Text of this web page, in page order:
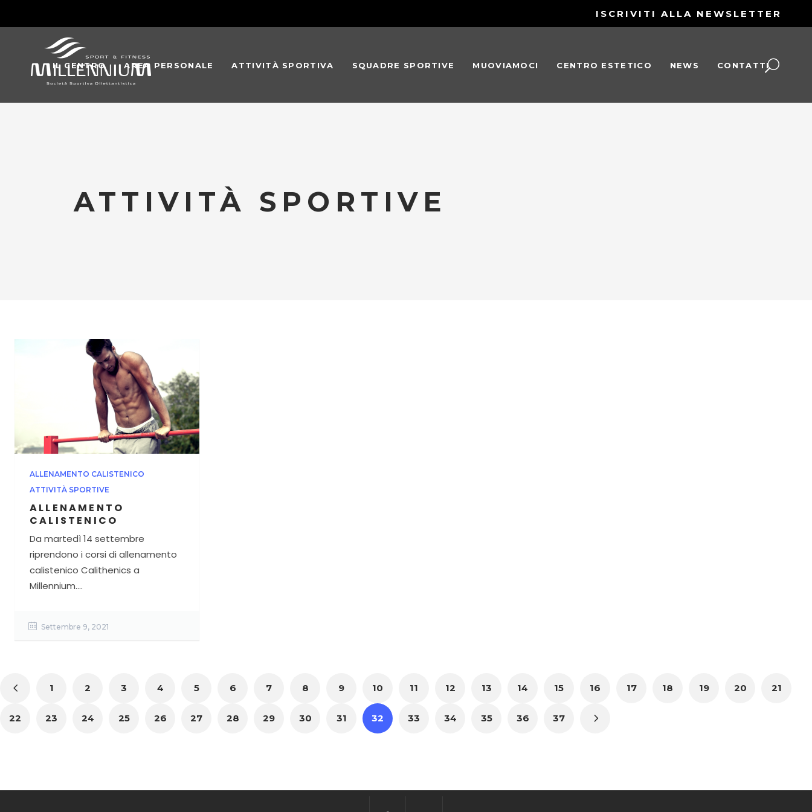
ISCRIVITI ALLA NEWSLETTER
IL CENTRO AREA PERSONALE ATTIVITÀ SPORTIVA SQUADRE SPORTIVE MUOVIAMOCI CENTRO ESTETICO NEWS CONTATTI
ATTIVITÀ SPORTIVE
ALLENAMENTO CALISTENICO
ATTIVITÀ SPORTIVE
ALLENAMENTO
CALISTENICO
Da martedì 14 settembre
riprendono i corsi di allenamento
calistenico Calithenics a
Millennium....
Settembre 9, 2021
1 2 3 4 5 6 7 8 9 10 11 12 13 14 15 16 17 18 19 20 21
22 23 24 25 26 27 28 29 30 31 32 33 34 35 36 37